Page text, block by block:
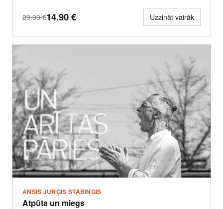
29.90€14.90€ Uzzināt vairāk
ANSIS JURĢIS STABINGIS
Atpūta un miegs